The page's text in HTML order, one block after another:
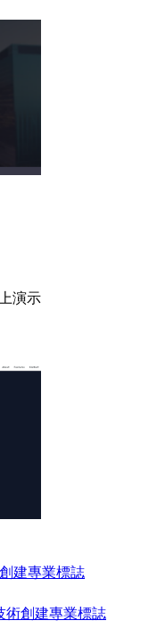
演示
建專業標誌
術創建專業標誌